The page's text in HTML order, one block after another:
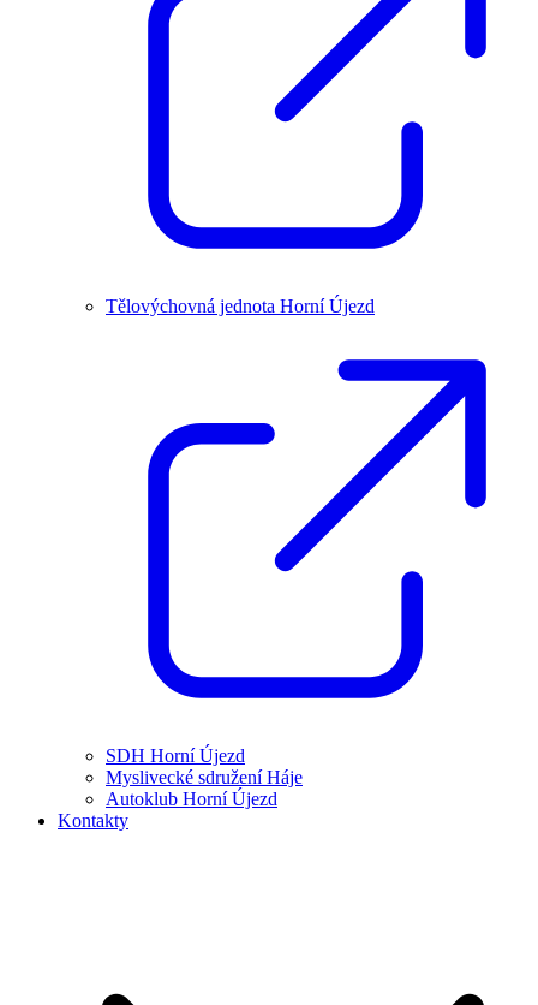
Tělovýchovná jednota Horní Újezd
SDH Horní Újezd
Myslivecké sdružení Háje
Autoklub Horní Újezd
Kontakty